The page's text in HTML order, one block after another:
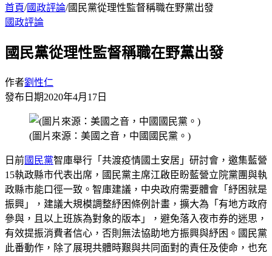
首頁/國政評論/國民黨從理性監督稱職在野黨出發
國政評論
國民黨從理性監督稱職在野黨出發
作者劉性仁
發布日期2020年4月17日
(圖片來源：美國之音，中國國民黨。)
日前國民黨智庫舉行「共渡疫情國土安居」研討會，邀集藍營
15執政縣市代表出席，國民黨主席江啟臣盼藍營立院黨團與執
政縣市能口徑一致。智庫建議，中央政府需要體會「紓困就是
振興」，建議大規模調整紓困條例計畫，擴大為「有地方政府
參與，且以上班族為對象的版本」，避免落入夜市券的迷思，
有效提振消費者信心，否則無法協助地方振興與紓困。國民黨
此番動作，除了展現共體時艱與共同面對的責任及使命，也充